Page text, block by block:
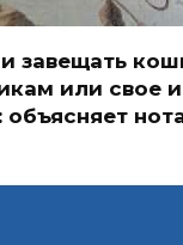
завещать
или свое
объясняет